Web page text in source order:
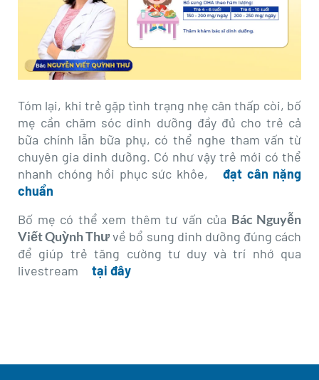
Tóm lại, khi trẻ gặp tình trạng nhẹ cân thấp còi, bố
mẹ cần chăm sóc dinh dưỡng đầy đủ cho trẻ cả
bữa chính lẫn bữa phụ, có thể nghe tham vấn từ
chuyên gia dinh dưỡng. Có như vậy trẻ mới có thể
nhanh chóng hồi phục sức khỏe,
đạt cân nặng
chuẩn
Bố mẹ có thể xem thêm tư vấn của Bác Nguyễn
Viết Quỳnh Thưvề bổ sung dinh dưỡng đúng cách
để giúp trẻ tăng cường tư duy và trí nhớ qua
livestream
tại đây